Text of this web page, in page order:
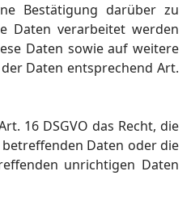
Bestätigung darüber zu
Daten verarbeitet werden
Daten sowie auf weitere
Daten entsprechend Art.
16 DSGVO das Recht, die
Daten oder die
unrichtigen Daten